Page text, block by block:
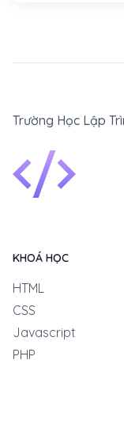
Trường Học Lập
KHOÁ HỌC
HTML
CSS
Javascript
PHP